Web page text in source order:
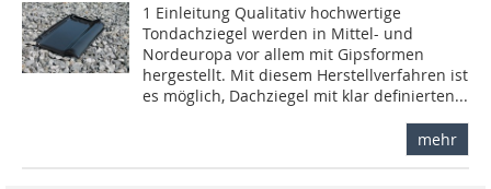
1 Einleitung Qualitativ hochwertige
Tondachziegel werden in Mittel- und
Nordeuropa vor allem mit Gipsformen
hergestellt. Mit diesem Herstellverfahren ist
es möglich, Dachziegel mit klar definierten...
mehr